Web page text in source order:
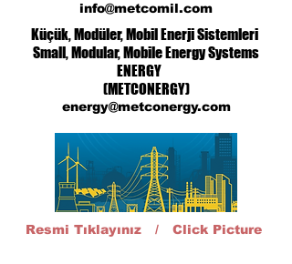
Resmi Tıklayınız / Click Picture
Küçük, Modüler, Mobil Enerji Sistemleri
Small, Modular, Mobile Energy Systems
ENERGY
(METCONERGY)
energy@metconergy.com
info@metcomil.com